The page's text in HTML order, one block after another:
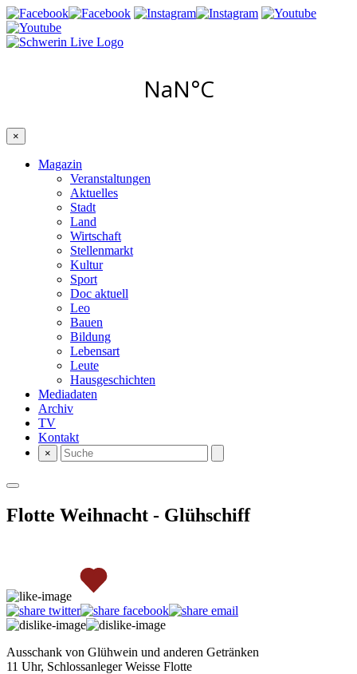
×
Magazin
Veranstaltungen
Aktuelles
Stadt
Land
Wirtschaft
Stellenmarkt
Kultur
Sport
Doc aktuell
Leo
Bauen
Bildung
Lebensart
Leute
Hausgeschichten
Mediadaten
Archiv
TV
Kontakt
×
Flotte Weihnacht - Glühschiff
Ausschank von Glühwein und anderen Getränken
11 Uhr, Schlossanleger Weisse Flotte